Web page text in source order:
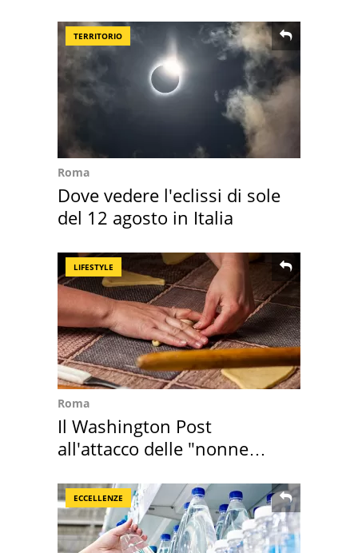
TERRITORIO
Roma
Dove vedere l'eclissi di sole
del 12 agosto in Italia
LIFESTYLE
Roma
Il Washington Post
all'attacco delle "nonne
ECCELLENZE